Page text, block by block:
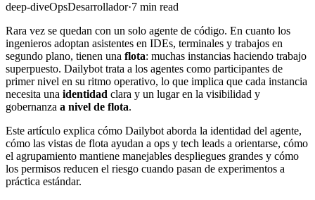
deep-diveOpsDesarrollador·7 min read
Rara vez se quedan con un solo agente de código. En cuanto los
ingenieros adoptan asistentes en IDEs, terminales y trabajos en
segundo plano, tienen una flota: muchas instancias haciendo trabajo
superpuesto. Dailybot trata a los agentes como participantes de
primer nivel en su ritmo operativo, lo que implica que cada instancia
necesita una identidad clara y un lugar en la visibilidad y
gobernanza a nivel de flota.
Este artículo explica cómo Dailybot aborda la identidad del agente,
cómo las vistas de flota ayudan a ops y tech leads a orientarse, cómo
el agrupamiento mantiene manejables despliegues grandes y cómo
los permisos reducen el riesgo cuando pasan de experimentos a
práctica estándar.